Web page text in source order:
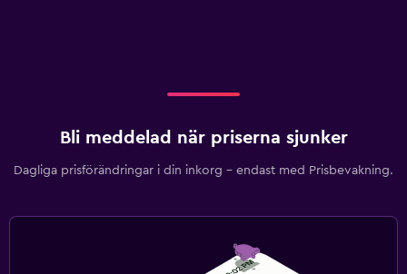
Bli meddelad när priserna sjunker
Dagliga prisförändringar i din inkorg – endast med Prisbevakning.